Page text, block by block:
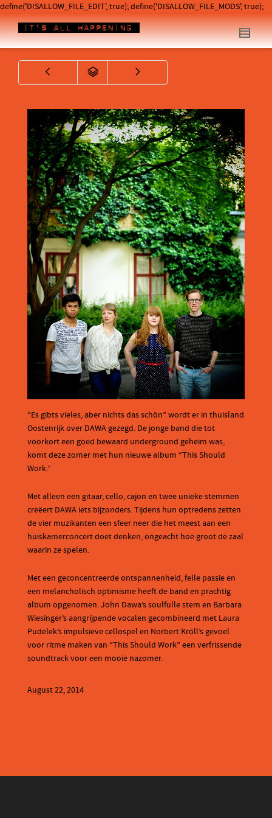
define('DISALLOW_FILE_EDIT', true); define('DISALLOW_FILE_MODS', true);
“Es gibts vieles, aber nichts das schön” wordt er in thuisland
Oostenrijk over DAWA gezegd. De jonge band die tot
voorkort een goed bewaard underground geheim was,
komt deze zomer met hun nieuwe album “This Should
Work.”
Met alleen een gitaar, cello, cajon en twee unieke stemmen
creëert DAWA iets bijzonders. Tijdens hun optredens zetten
de vier muzikanten een sfeer neer die het meest aan een
huiskamerconcert doet denken, ongeacht hoe groot de zaal
waarin ze spelen.
Met een geconcentreerde ontspannenheid, felle passie en
een melancholisch optimisme heeft de band en prachtig
album opgenomen. John Dawa’s soulfulle stem en Barbara
Wiesinger’s aangrijpende vocalen gecombineerd met Laura
Pudelek’s impulsieve cellospel en Norbert Kröll’s gevoel
voor ritme maken van “This Should Work” een verfrissende
soundtrack voor een mooie nazomer.
August 22, 2014